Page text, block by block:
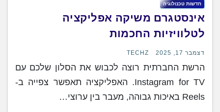
חדשות טכנולוגיה
אינסטגרם משיקה אפליקציה
לטלוויזיות החכמות
דצמבר 17, 2025 TECHZ
הרשת החברתית רוצה לכבוש את הסלון שלכם עם
Instagram for TV. האפליקציה תאפשר צפייה ב-
Reels באיכות גבוהה, מעבר בין ערוצי…